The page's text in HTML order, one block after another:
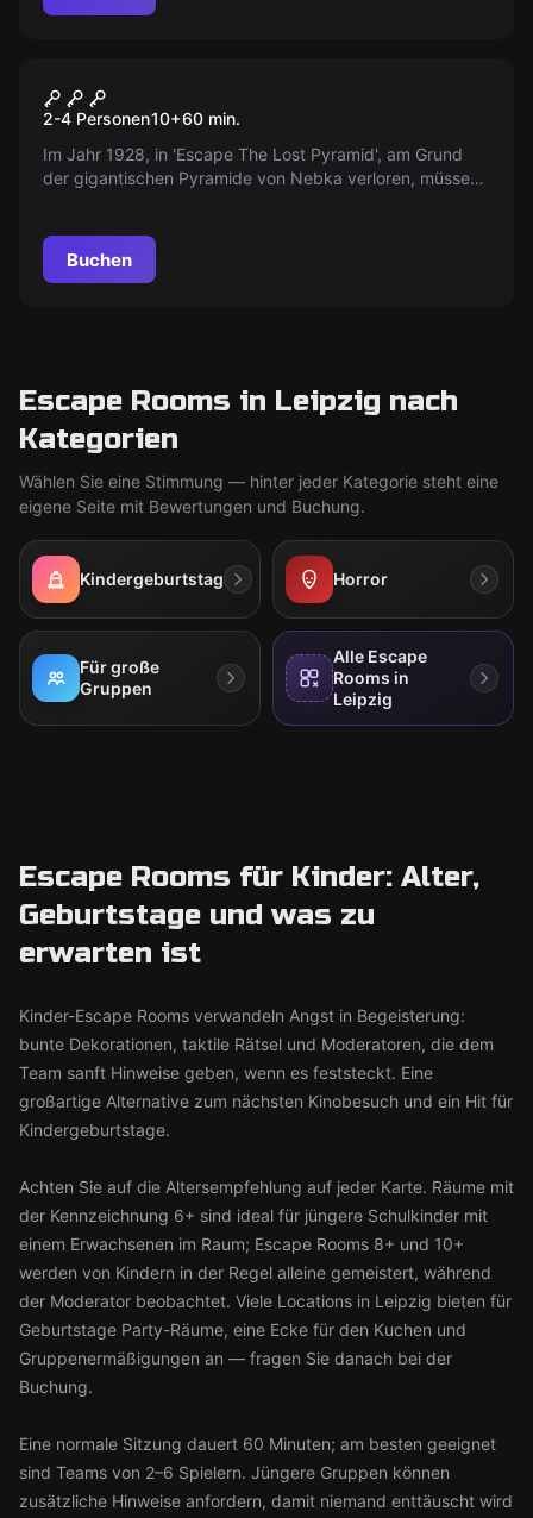
Escape The Lost Pyramid VR
2-4 Personen10+60 min.
Im Jahr 1928, in 'Escape The Lost Pyramid', am Grund
der gigantischen Pyramide von Nebka verloren, müssen
Buchen
Escape Rooms in Leipzig nach
Kategorien
Wählen Sie eine Stimmung — hinter jeder Kategorie steht eine
eigene Seite mit Bewertungen und Buchung.
Kindergeburtstag Horror
Für große
Gruppen
Alle Escape
Rooms in
Leipzig
Escape Rooms für Kinder: Alter,
Geburtstage und was zu
erwarten ist
Kinder-Escape Rooms verwandeln Angst in Begeisterung:
bunte Dekorationen, taktile Rätsel und Moderatoren, die dem
Team sanft Hinweise geben, wenn es feststeckt. Eine
großartige Alternative zum nächsten Kinobesuch und ein Hit für
Kindergeburtstage.
Achten Sie auf die Altersempfehlung auf jeder Karte. Räume mit
der Kennzeichnung 6+ sind ideal für jüngere Schulkinder mit
einem Erwachsenen im Raum; Escape Rooms 8+ und 10+
werden von Kindern in der Regel alleine gemeistert, während
der Moderator beobachtet. Viele Locations in Leipzig bieten für
Geburtstage Party-Räume, eine Ecke für den Kuchen und
Gruppenermäßigungen an — fragen Sie danach bei der
Buchung.
Eine normale Sitzung dauert 60 Minuten; am besten geeignet
sind Teams von 2–6 Spielern. Jüngere Gruppen können
zusätzliche Hinweise anfordern, damit niemand enttäuscht wird